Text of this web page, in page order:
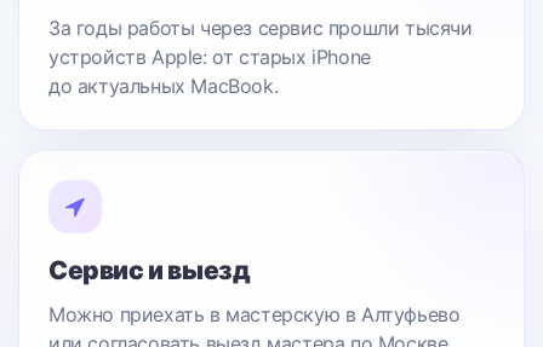
За годы работы через сервис прошли тысячи
устройств Apple: от старых iPhone
до актуальных MacBook.
Сервис и выезд
Можно приехать в мастерскую в Алтуфьево